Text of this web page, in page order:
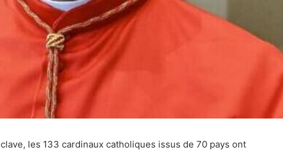
les 133 cardinaux catholiques issus de 70 pays ont